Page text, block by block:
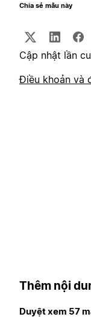
Chia sẻ mẫu này
Cập nhật lần
Điều khoản và
Thêm nội
Duyệt xem 57